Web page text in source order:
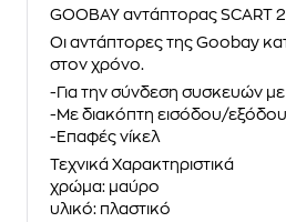
GOOBAY αντάπτορας SCART
Οι αντάπτορες της Goobay
στον χρόνο.
-Για την σύνδεση συσκευών
-Με διακόπτη εισόδου/εξόδου
-Επαφές νίκελ
Τεχνικά Χαρακτηριστικά
χρώμα: μαύρο
υλικό: πλαστικό